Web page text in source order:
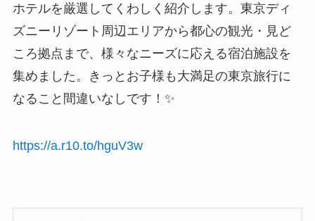
ホテルを厳選してくわしく紹介します。東京ディ
ズニーリゾート周辺エリアから都心の観光・見ど
ころ拠点まで、様々なニーズに応える宿泊施設を
集めました。きっとお子様も大満足の東京旅行に
なること間違いなしです！✨
https://a.r10.to/hguV3w